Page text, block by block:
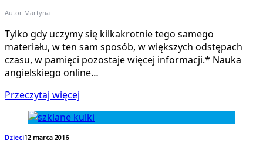
Autor Martyna
Tylko gdy uczymy się kilkakrotnie tego samego
materiału, w ten sam sposób, w większych odstępach
czasu, w pamięci pozostaje więcej informacji.* Nauka
angielskiego online…
Przeczytaj więcej
Dzieci12 marca 2016